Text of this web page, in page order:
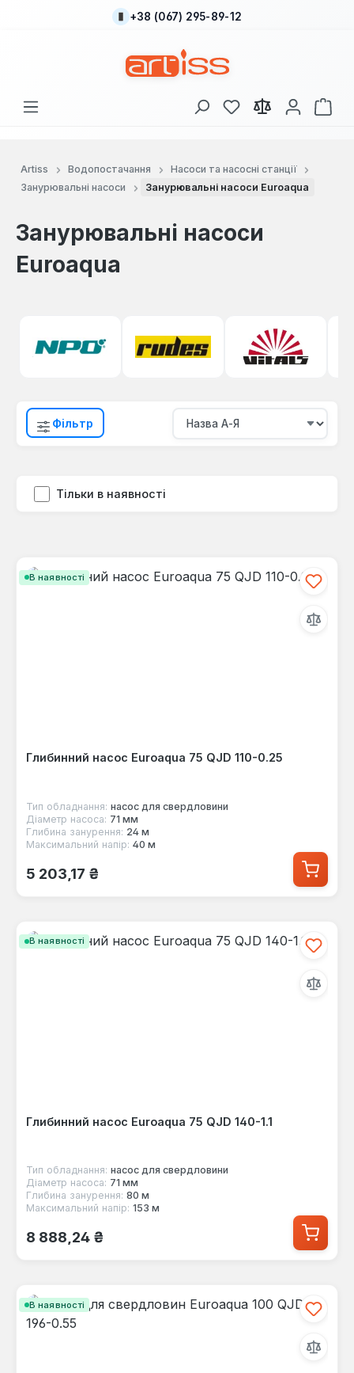
Перейти до основного вмісту
+38 (067) 295-89-12
У вас є 0 у списку
Artiss Водопостачання
Насоси та насосні станції
Занурювальні насоси
Занурювальні насоси Euroaqua
Занурювальні насоси
Euroaqua
Фільтр
Тільки в наявності
В наявності
Глибинний насос Euroaqua 75 QJD 110-0.25
Тип обладнання: насос для свердловини
Діаметр насоса: 71 мм
Глибина занурення: 24 м
Максимальний напір: 40 м
Звичайна ціна:
5 203,17 ₴
В наявності
Глибинний насос Euroaqua 75 QJD 140-1.1
Тип обладнання: насос для свердловини
Діаметр насоса: 71 мм
Глибина занурення: 80 м
Максимальний напір: 153 м
Звичайна ціна:
8 888,24 ₴
В наявності